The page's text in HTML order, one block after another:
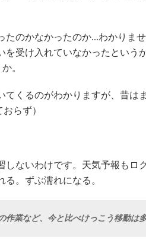
のかなかったのか...わかりま
を受け入れていなかったという
。
くるのがわかりますが、昔は
らず）
ないわけです。天気予報もロ
。ずぶ濡れになる。
作業など、今と比べけっこう移動は